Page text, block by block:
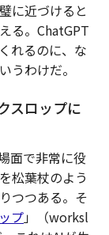
に近づけると
る。ChatGPT
れるのに、な
うわけだ。
スロップに
面で非常に役
松葉杖のよう
つつある。そ
プ」（worksl